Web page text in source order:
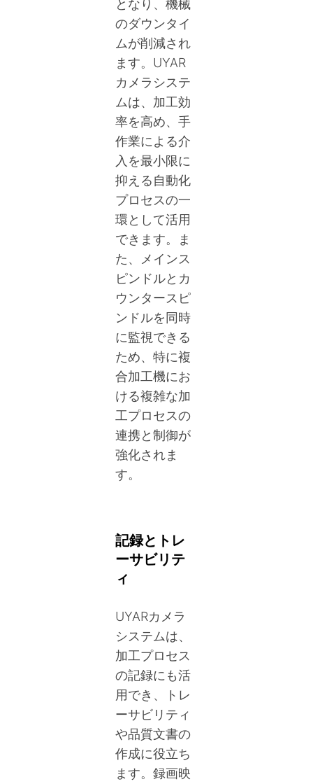
となり、機械
のダウンタイ
ムが削減され
ます。UYAR
カメラシステ
ムは、加工効
率を高め、手
作業による介
入を最小限に
抑える自動化
プロセスの一
環として活用
できます。ま
た、メインス
ピンドルとカ
ウンタースピ
ンドルを同時
に監視できる
ため、特に複
合加工機にお
ける複雑な加
工プロセスの
連携と制御が
強化されま
す。
記録とトレ
ーサビリテ
ィ
UYARカメラ
システムは、
加工プロセス
の記録にも活
用でき、トレ
ーサビリティ
や品質文書の
作成に役立ち
ます。録画映